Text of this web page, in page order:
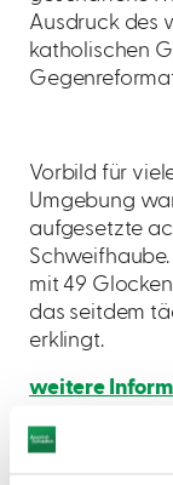
Ausdruck des
katholischen
Vorbild für
Umgebung
aufgesetzte
mit 49
das seitdem
erklingt.
weitere
Anfahrt mit